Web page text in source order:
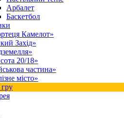
Арбалет
Баскетбол
Камелот»
Захід»
20/18»
частина»
місто»